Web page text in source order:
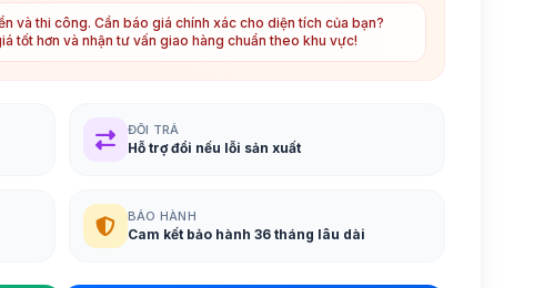
và thi công. Cần báo giá chính xác cho diện tích của bạn?
tốt hơn và nhận tư vấn giao hàng chuẩn theo khu vực!
ĐỔI TRẢ
Hỗ trợ đổi nếu lỗi sản xuất
BẢO HÀNH
Cam kết bảo hành 36 tháng lâu dài